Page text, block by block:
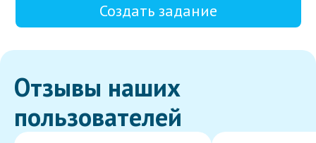
Создать задание
Отзывы наших
пользователей